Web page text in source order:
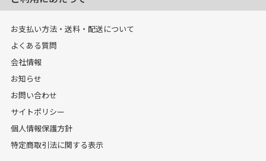
お支払い方法・送料・配送について
よくある質問
会社情報
お知らせ
お問い合わせ
サイトポリシー
個人情報保護方針
特定商取引法に関する表示